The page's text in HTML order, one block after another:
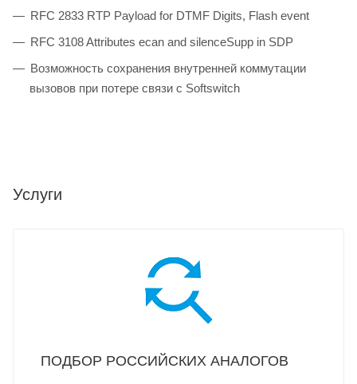
RFC 2833 RTP Payload for DTMF Digits, Flash event
RFC 3108 Attributes ecan and silenceSupp in SDP
Возможность сохранения внутренней коммутации
вызовов при потере связи с Softswitch
Услуги
ПОДБОР РОССИЙСКИХ АНАЛОГОВ